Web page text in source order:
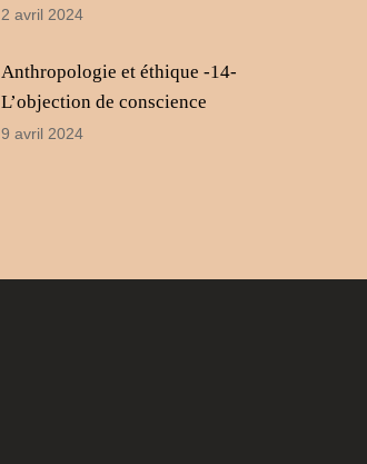
2 avril 2024
Anthropologie et éthique -14-
L’objection de conscience
9 avril 2024